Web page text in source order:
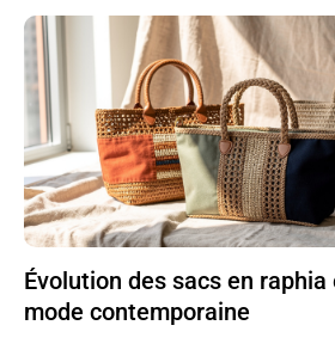
Évolution des sacs en
mode contemporaine